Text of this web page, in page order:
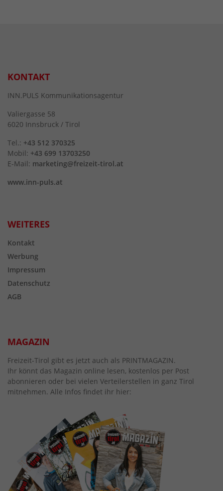
KONTAKT
INN.PULS Kommunikationsagentur
Valiergasse 58
6020 Innsbruck / Tirol
Tel.: +43 512 370325
Mobil: +43 699 13703250
E-Mail: marketing@freizeit-tirol.at
www.inn-puls.at
WEITERES
Kontakt
Werbung
Impressum
Datenschutz
AGB
MAGAZIN
Freizeit-Tirol gibt es jetzt auch als PRINTMAGAZIN.
Ihr könnt das Magazin online lesen, kostenlos per Post
abonnieren oder bei vielen Verteilerstellen in ganz Tirol
mitnehmen. Alle Infos findet ihr hier: